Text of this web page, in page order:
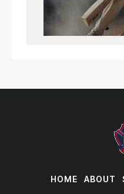
HOME ABOUT